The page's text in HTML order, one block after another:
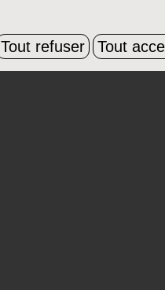
Tout refuser Tout